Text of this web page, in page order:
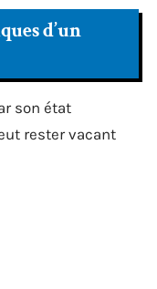
d’un
son état
rester vacant